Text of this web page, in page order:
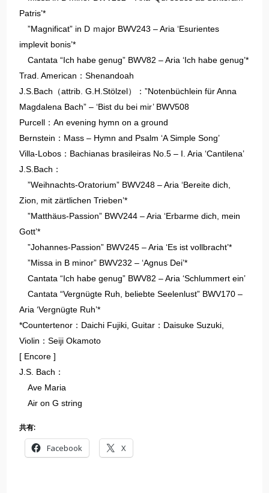
Patris’*
”Magnificat” in D ｍajor BWV243 – Aria ‘Esurientes
implevit bonis’*
Cantata “Ich habe genug” BWV82 – Aria ‘Ich habe genug’*
Trad. American：Shenandoah
J.S.Bach（attrib. G.H.Stölzel）：”Notenbüchlein für Anna
Magdalena Bach” – ‘Bist du bei mir’ BWV508
Purcell：An evening hymn on a ground
Bernstein：Mass – Hymn and Psalm ‘A Simple Song’
Villa-Lobos：Bachianas brasileiras No.5 – I. Aria ‘Cantilena’
J.S.Bach：
”Weihnachts-Oratorium” BWV248 – Aria ‘Bereite dich,
Zion, mit zärtlichen Trieben’*
”Matthäus-Passion” BWV244 – Aria ‘Erbarme dich, mein
Gott’*
”Johannes-Passion” BWV245 – Aria ‘Es ist vollbracht’*
”Missa in B minor” BWV232 – ‘Agnus Dei’*
Cantata “Ich habe genug” BWV82 – Aria ‘Schlummert ein’
Cantata “Vergnügte Ruh, beliebte Seelenlust” BWV170 –
Aria ‘Vergnügte Ruh’*
*Countertenor：Daichi Fujiki, Guitar：Daisuke Suzuki,
Violin：Seiji Okamoto
[ Encore ]
J.S. Bach：
Ave Maria
Air on G string
共有:
Facebook X